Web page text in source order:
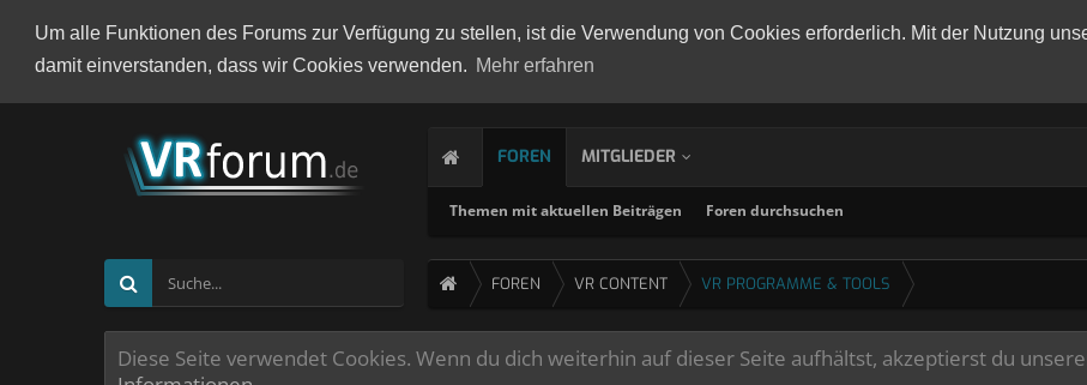
Um alle Funktionen des Forums zur Verfügung zu stellen, ist die Verwendung von Cookies erforderlich. Mit der Nutzung
damit einverstanden, dass wir Cookies verwenden. Mehr erfahren
FOREN
Themen mit aktuellen Beiträgen Foren durchsuchen
MITGLIEDER
FOREN VR CONTENT VR PROGRAMME & TOOLS
Diese Seite verwendet Cookies. Wenn du dich weiterhin auf dieser Seite aufhältst, akzeptierst du